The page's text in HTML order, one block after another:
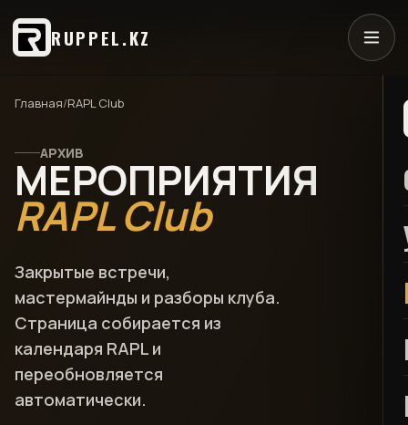
RUPPEL.KZ
Главная/RAPL Club
АРХИВ
МЕРОПРИЯТИЯ
RAPL Club
Закрытые встречи,
мастермайнды и разборы клуба.
Страница собирается из
календаря RAPL и
переобновляется
автоматически.